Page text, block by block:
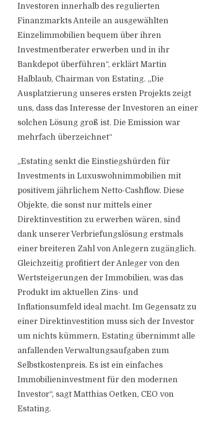
Investoren innerhalb des regulierten
Finanzmarkts Anteile an ausgewählten
Einzelimmobilien bequem über ihren
Investmentberater erwerben und in ihr
Bankdepot überführen“, erklärt Martin
Halblaub, Chairman von Estating. „Die
Ausplatzierung unseres ersten Projekts zeigt
uns, dass das Interesse der Investoren an einer
solchen Lösung groß ist. Die Emission war
mehrfach überzeichnet“
„Estating senkt die Einstiegshürden für
Investments in Luxuswohnimmobilien mit
positivem jährlichem Netto-Cashflow. Diese
Objekte, die sonst nur mittels einer
Direktinvestition zu erwerben wären, sind
dank unserer Verbriefungslösung erstmals
einer breiteren Zahl von Anlegern zugänglich.
Gleichzeitig profitiert der Anleger von den
Wertsteigerungen der Immobilien, was das
Produkt im aktuellen Zins- und
Inflationsumfeld ideal macht. Im Gegensatz zu
einer Direktinvestition muss sich der Investor
um nichts kümmern, Estating übernimmt alle
anfallenden Verwaltungsaufgaben zum
Selbstkostenpreis. Es ist ein einfaches
Immobilieninvestment für den modernen
Investor“, sagt Matthias Oetken, CEO von
Estating.